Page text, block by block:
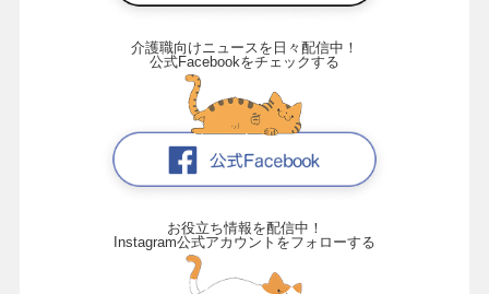
介護職向けニュースを日々配信中！
公式Facebookをチェックする
お役立ち情報を配信中！
Instagram公式アカウントをフォローする